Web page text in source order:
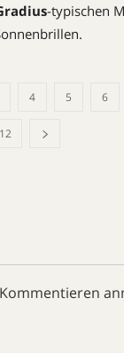
-typischen
4 5 6
12